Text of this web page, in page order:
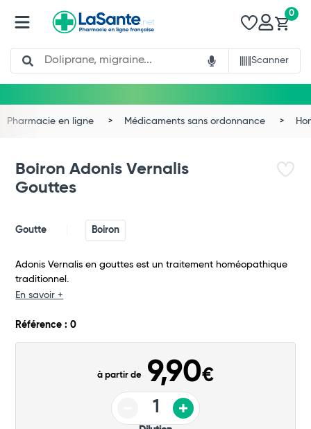
Search
Scanner
0
Total
Pharmacie en ligne Médicaments sans ordonnance
Boiron Adonis Vernalis
Gouttes
Goutte Boiron
Adonis Vernalis en gouttes est un traitement homéopathique
traditionnel.
En savoir +
Référence : 0
à partir de 9,90€